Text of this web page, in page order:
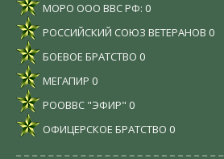
МОРО ООО ВВС РФ: 0
РОССИЙСКИЙ СОЮЗ ВЕТЕРАНОВ 0
БОЕВОЕ БРАТСТВО 0
МЕГАПИР 0
РООВВС "ЭФИР" 0
ОФИЦЕРСКОЕ БРАТСТВО 0